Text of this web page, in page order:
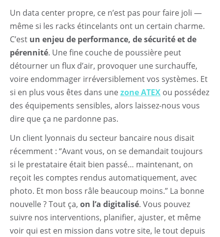
Un data center propre, ce n’est pas pour faire joli —
même si les racks étincelants ont un certain charme.
C’est un enjeu de performance, de sécurité et de
pérennité. Une fine couche de poussière peut
détourner un flux d’air, provoquer une surchauffe,
voire endommager irréversiblement vos systèmes. Et
si en plus vous êtes dans une zone ATEX ou possédez
des équipements sensibles, alors laissez-nous vous
dire que ça ne pardonne pas.
Un client lyonnais du secteur bancaire nous disait
récemment : “Avant vous, on se demandait toujours
si le prestataire était bien passé… maintenant, on
reçoit les comptes rendus automatiquement, avec
photo. Et mon boss râle beaucoup moins.” La bonne
nouvelle ? Tout ça, on l’a digitalisé. Vous pouvez
suivre nos interventions, planifier, ajuster, et même
voir qui est en mission dans votre site, le tout depuis